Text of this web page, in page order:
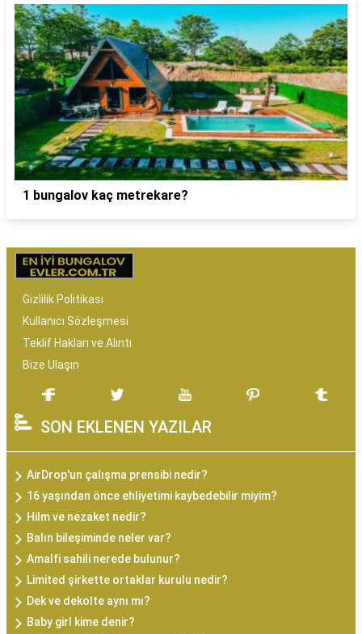
1 bungalov kaç metrekare?
Gizlilik Politikası
Kullanıcı Sözleşmesi
Teklif Hakları ve Alıntı
Bize Ulaşın
SON EKLENEN YAZILAR
AirDrop'un çalışma prensibi nedir?
16 yaşından önce ehliyetimi kaybedebilir miyim?
Hilm ve nezaket nedir?
Balın bileşiminde neler var?
Amalfi sahili nerede bulunur?
Limited şirkette ortaklar kurulu nedir?
Dek ve dekolte aynı mı?
Baby girl kime denir?